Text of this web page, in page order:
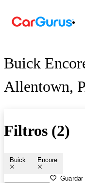
Buick
Allentown,
Filtros (2)
Buick Encore